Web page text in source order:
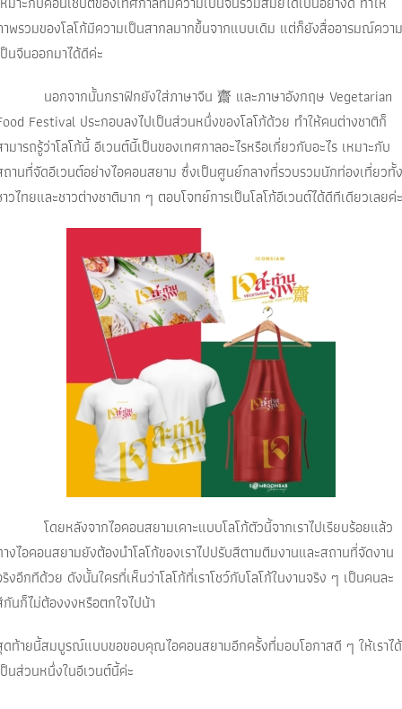
พรวมของโลโก้มีความเป็นสากลมากขึ้นจากแบบเดิม แต่ก็ยังสื่ออารมณ์ความ
นจีนออกมาได้ดีค่ะ
อกจากนั้นกราฟิกยังใส่ภาษาจีน 齋 และภาษาอังกฤษ Vegetarian
Festival ประกอบลงไปเป็นส่วนหนึ่งของโลโก้ด้วย ทำให้คนต่างชาติก็
มารถรู้ว่าโลโก้นี้ อีเวนต์นีัเป็นของเทศกาลอะไรหรือเกี่ยวกับอะไร เหมาะกับ
านที่จัดอีเวนต์อย่างไอคอนสยาม ซึ่งเป็นศูนย์กลางที่รวบรวมนักท่องเที่ยวทั้ง
วไทยและชาวต่างชาติมาก ๆ ตอบโจทย์การเป็นโลโก้อีเวนต์ได้ดีทีเดียวเลยค่ะ
ยหลังจากไอคอนสยามเคาะแบบโลโก้ตัวนี้จากเราไปเรียบร้อยแล้ว
งไอคอนสยามยังต้องนำโลโก้ของเราไปปรับสีตามตีมงานและสถานที่จัดงาน
งอีกทีด้วย ดังนั้นใครที่เห็นว่าโลโก้ที่เราโชว์กับโลโก้ในงานจริง ๆ เป็นคนละ
นก็ไม่ต้องงงหรือตกใจไปน้า
ท้ายนี้สมบูรณ์แบบขอขอบคุณไอคอนสยามอีกครั้งที่มอบโอกาสดี ๆ ให้เราได้
นส่วนหนึ่งในอีเวนต์นี้ค่ะ